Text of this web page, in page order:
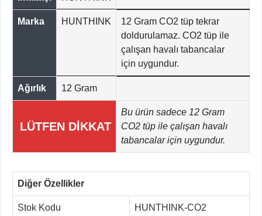
Marka HUNTHINK
12 Gram CO2 tüp tekrar
doldurulamaz. CO2 tüp ile
çalışan havalı tabancalar
için uygundur.
Ağırlık 12 Gram
LÜTFEN DİKKAT
Bu ürün sadece 12 Gram
CO2 tüp ile çalışan havalı
tabancalar için uygundur.
Diğer Özellikler
Stok Kodu HUNTHINK-CO2